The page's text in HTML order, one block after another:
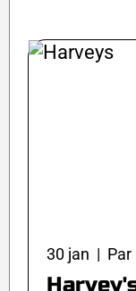
30 jan | Par